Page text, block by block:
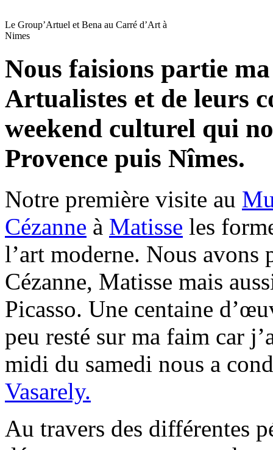
Le Group’Artuel et Bena au Carré d’Art à
Nimes
Nous faisions partie
Artualistes et de leurs
weekend culturel qui
Provence puis Nîmes.
Notre première visite au
Cézanne à Matisse les
l’art moderne. Nous
Cézanne, Matisse mais
Picasso. Une centaine
peu resté sur ma faim car
midi du samedi nous a
Vasarely.
Au travers des différentes